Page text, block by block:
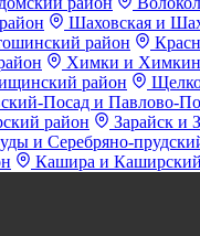
Шаховская и
район
Химки и
район
Посад и Павлово-
район
Зарайск и
и Серебряно-
Кашира и